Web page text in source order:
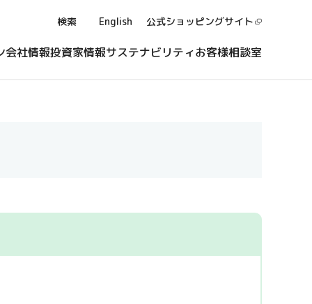
検索 English 公式ショッピングサイト
会社情報投資家情報サステナビリティお客様相談室